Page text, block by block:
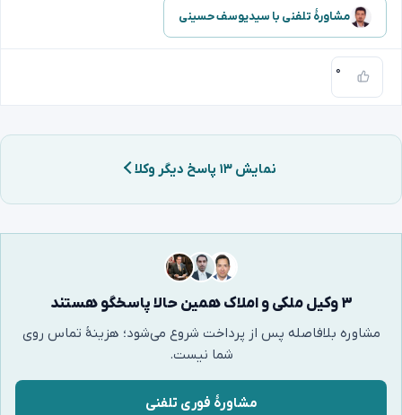
مشاورهٔ تلفنی با سیدیوسف حسینی
۰
نمایش ۱۳ پاسخ دیگر وکلا
۳ وکیل ملکی و املاک همین حالا پاسخگو هستند
مشاوره بلافاصله پس از پرداخت شروع می‌شود؛ هزینهٔ تماس روی
شما نیست.
مشاورهٔ فوری تلفنی